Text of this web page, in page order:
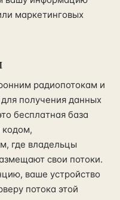
маркетинговых
радиопотокам и
получения данных
бесплатная база
где владельцы
свои потоки.
ваше устройство
потока этой